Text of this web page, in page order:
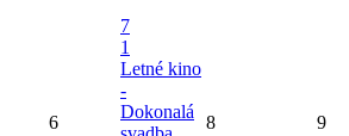
6
7
1
Letné kino
-
Dokonalá
8 9